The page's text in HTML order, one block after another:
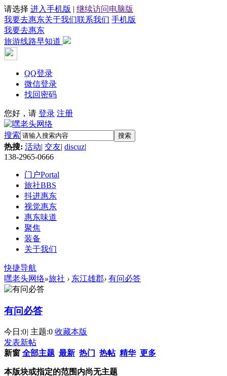
请选择 进入手机版 | 继续访问电脑版
我要去惠东关于我们联系我们 手机版
我要去惠东
旅游线路早知道
QQ登录
微信登录
找回密码
您好，请 登录 注册
搜索 搜索
热搜: 活动| 交友| discuz|
138-2965-0666
门户Portal
旅社BBS
抖进惠东
视觉惠东
惠东味道
聚焦
装备
关于我们
快捷导航
嘿老头网络»旅社 › 东江雄郡› 有问必答
有问必答
今日:0| 主题:0 收藏本版
发表新帖
新窗 全部主题 最新 热门 热帖 精华 更多
本版块或指定的范围内尚无主题